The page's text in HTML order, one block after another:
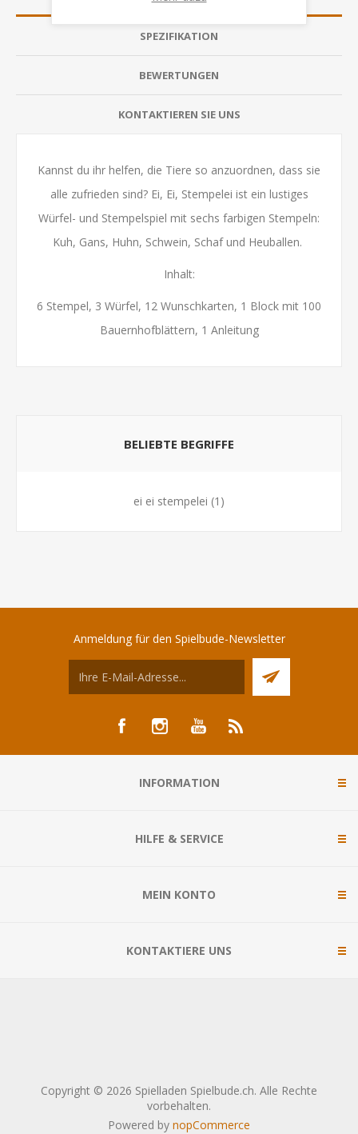
SPEZIFIKATION
BEWERTUNGEN
KONTAKTIEREN SIE UNS
Kannst du ihr helfen, die Tiere so anzuordnen, dass sie
alle zufrieden sind? Ei, Ei, Stempelei ist ein lustiges
Würfel- und Stempelspiel mit sechs farbigen Stempeln:
Kuh, Gans, Huhn, Schwein, Schaf und Heuballen.
Inhalt:
6 Stempel, 3 Würfel, 12 Wunschkarten, 1 Block mit 100
Bauernhofblättern, 1 Anleitung
BELIEBTE BEGRIFFE
ei ei stempelei (1)
Anmeldung für den Spielbude-Newsletter
INFORMATION
HILFE & SERVICE
MEIN KONTO
KONTAKTIERE UNS
Copyright © 2026 Spielladen Spielbude.ch. Alle Rechte
vorbehalten.
Powered by nopCommerce